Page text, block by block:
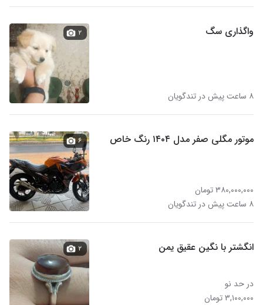
واگذاری سگ
۸ ساعت پیش در تندگویان
۲
موتور مگلی صفر مدل ۱۴۰۴ رنگ خاص
۳۸۰,۰۰۰,۰۰۰ تومان
۸ ساعت پیش در تندگویان
۶
انگشتر با نگین عقیق یمن
در حد نو
۳,۱۰۰,۰۰۰ تومان
۲